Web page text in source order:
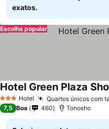
exatos.
Escolha popular
3 EstrelasHotel Quartos únicos com
Hotel Green Plaza
7,5 Boa 460 Tonosho